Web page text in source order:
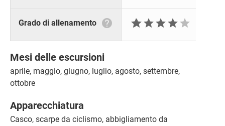
Grado di allenamento  

Mesi delle escursioni
aprile, maggio, giugno, luglio, agosto, settembre,
ottobre
Apparecchiatura
Casco, scarpe da ciclismo, abbigliamento da